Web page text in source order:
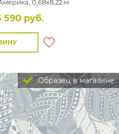
0,68x8,22 м
590 руб.
Образец в магазине